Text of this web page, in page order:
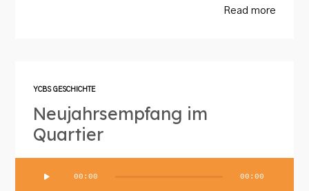
Read more
YCBS GESCHICHTE
Neujahrsempfang im
Quartier
00:00 00:00